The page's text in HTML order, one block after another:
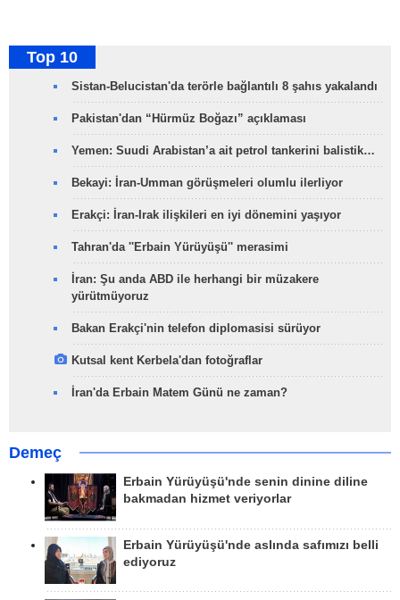
Top 10
Sistan-Belucistan'da terörle bağlantılı 8 şahıs yakalandı
Pakistan'dan “Hürmüz Boğazı” açıklaması
Yemen: Suudi Arabistan’a ait petrol tankerini balistik…
Bekayi: İran-Umman görüşmeleri olumlu ilerliyor
Erakçi: İran-Irak ilişkileri en iyi dönemini yaşıyor
Tahran'da ''Erbain Yürüyüşü'' merasimi
İran: Şu anda ABD ile herhangi bir müzakere
yürütmüyoruz
Bakan Erakçi'nin telefon diplomasisi sürüyor
Kutsal kent Kerbela'dan fotoğraflar
İran'da Erbain Matem Günü ne zaman?
Demeç
Erbain Yürüyüşü'nde senin dinine diline
bakmadan hizmet veriyorlar
Erbain Yürüyüşü'nde aslında safımızı belli
ediyoruz